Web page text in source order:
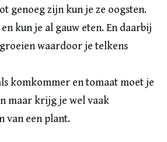
genoeg zijn kun je ze oogsten.
kun je al gauw eten. En daarbij
waardoor je telkens
komkommer en tomaat moet je
maar krijg je wel vaak
van een plant.